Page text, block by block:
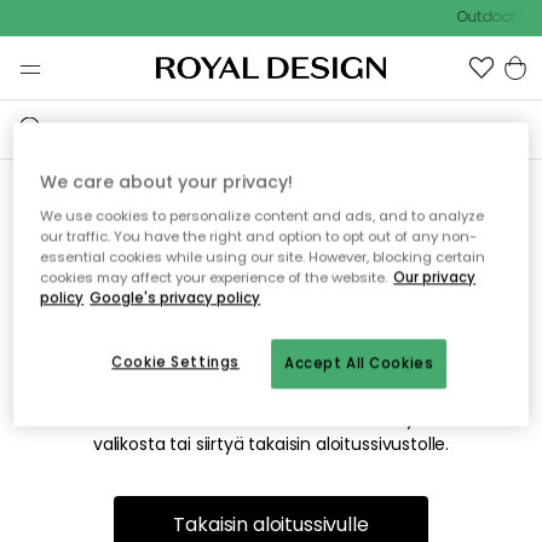
Outdoor
Emme valitettavasti löydä
etsimääsi sivua
Tämä voi johtua siitä, että sivua ei enää ole tai siitä, että se
on siirretty muualle. Pahoittelemme tästä mahdollisesti
valikosta tai siirtyä takaisin aloitussivustolle.
Takaisin aloitussivulle
We care about your privacy!
We use cookies to personalize content and ads, and to analyze
our traffic. You have the right and option to opt out of any non-
essential cookies while using our site. However, blocking certain
cookies may affect your experience of the website. Our privacy
policy Google's privacy policy
Accept All Cookies
Cookie Settings